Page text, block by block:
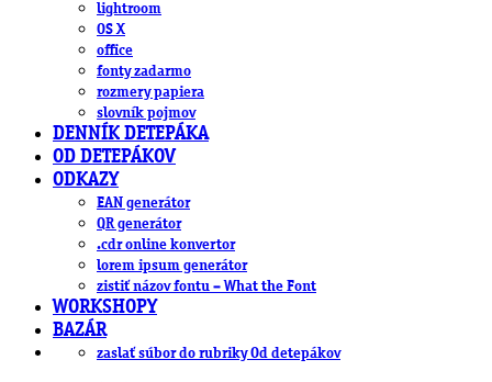
lightroom
OS X
office
fonty zadarmo
rozmery papiera
slovník pojmov
DENNÍK DETEPÁKA
OD DETEPÁKOV
ODKAZY
EAN generátor
QR generátor
.cdr online konvertor
lorem ipsum generátor
zistiť názov fontu – What the Font
WORKSHOPY
BAZÁR
zaslať súbor do rubriky Od detepákov